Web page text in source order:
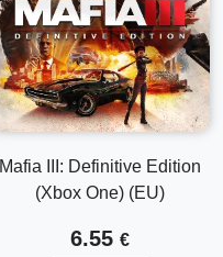
Mafia III: Definitive Edition
(Xbox One) (EU)
6.55 €